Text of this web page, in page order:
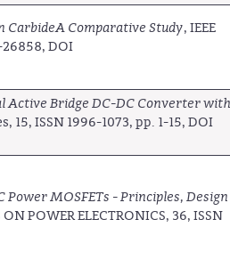
CarbideA Comparative Study, IEEE
26858, DOI
Active Bridge DC-DC Converter with
15, ISSN 1996-1073, pp. 1-15, DOI
MOSFETs - Principles,
POWER ELECTRONICS, 36, ISSN